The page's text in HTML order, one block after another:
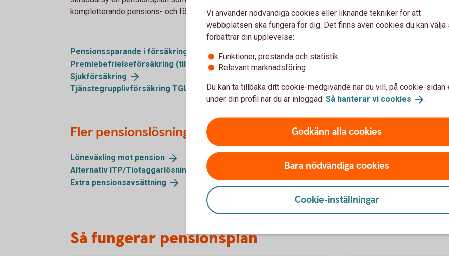
kompletterande pensions- och försäkringslösningar för företag som har kollektivavtal.
Pensionssparande i försäkring
Premiebefrielseförsäkring (tillval i
pensionssparande)
Sjukförsäkring
Tjänstegrupplivförsäkring TGL
Fler pensionslösningar
Löneväxling mot pension
Alternativ ITP/Tiotaggarlösningar
Extra pensionsavsättning
Tjänstepension med
Kompanjon- och
Så fungerar pensionsplan
Vi använder nödvändiga cookies eller liknande tekniker för att
webbplatsen ska fungera för dig. Det finns även cookies du kan välja
förbättrar din upplevelse:
Funktioner, prestanda och statistik
Relevant marknadsföring
Du kan ta tillbaka ditt cookie-medgivande när du vill, på cookie-sidan
under din profil när du är inloggad. Så hanterar vi cookies .
Godkänn alla cookies
Bara nödvändiga cookies
Cookie-inställningar